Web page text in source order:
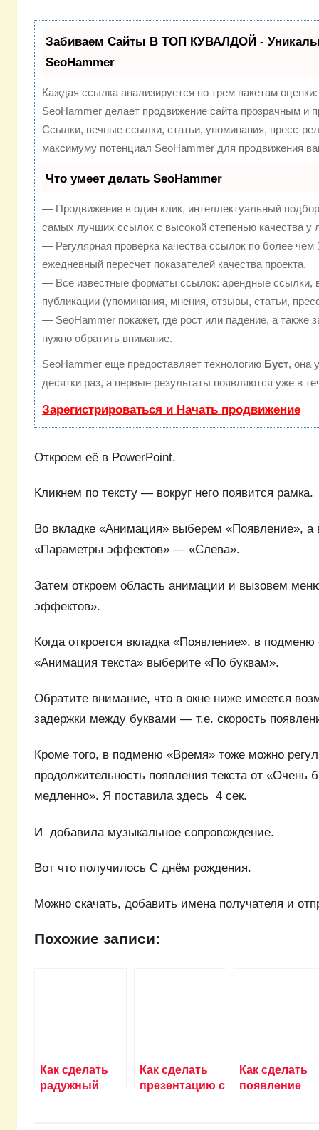
Забиваем Сайты В ТОП КУВАЛДОЙ -
SeoHammer
Каждая ссылка анализируется по трем пакетам
SeoHammer делает продвижение сайта прозрачным и
Ссылки, вечные ссылки, статьи, упоминания, пресс-
максимуму потенциал SeoHammer для продвижения
Что умеет делать SeoHammer
— Продвижение в один клик, интеллектуальный подбор
самых лучших ссылок с высокой степенью качества у
— Регулярная проверка качества ссылок по более чем
ежедневный пересчет показателей качества проекта.
— Все известные форматы ссылок: арендные ссылки,
публикации (упоминания, мнения, отзывы, статьи,
— SeoHammer покажет, где рост или падение, а также
нужно обратить внимание.
SeoHammer еще предоставляет технологию Буст, она
десятки раз, а первые результаты появляются уже в
Зарегистрироваться и Начать продвижение
Откроем её в PowerPoint.
Кликнем по тексту — вокруг него появится рамка.
Во вкладке «Анимация» выберем «Появление»,
«Параметры эффектов» — «Слева».
Затем откроем область анимации и вызовем
эффектов».
Когда откроется вкладка «Появление», в
«Анимация текста» выберите «По буквам».
Обратите внимание, что в окне ниже имеется
задержки между буквами — т.е. скорость
Кроме того, в подменю «Время» тоже можно
продолжительность появления текста от «Очень
медленно». Я поставила здесь 4 сек.
И добавила музыкальное сопровождение.
Вот что получилось С днём рождения.
Можно скачать, добавить имена получателя и
Похожие записи:
Как сделать
радужный
Как сделать
презентацию с
Как сделать
появление